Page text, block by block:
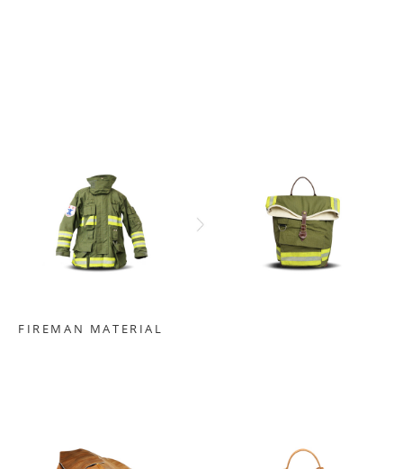
FIREMAN MATERIAL